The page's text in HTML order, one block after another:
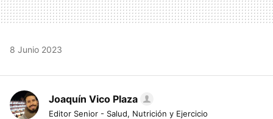
8 Junio 2023
Joaquín Vico Plaza
Editor Senior - Salud, Nutrición y Ejercicio